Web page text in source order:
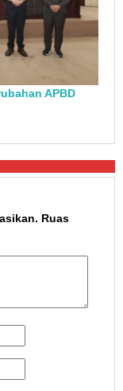
APBD
Ruas